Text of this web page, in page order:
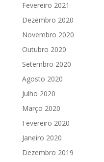
Fevereiro 2021
Dezembro 2020
Novembro 2020
Outubro 2020
Setembro 2020
Agosto 2020
Julho 2020
Março 2020
Fevereiro 2020
Janeiro 2020
Dezembro 2019